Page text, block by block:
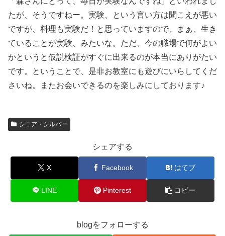
たが、そうですねー。実験、という言い方は聞こえが悪い
ですが、料理も実験だ！と思っていますので、まぁ、生き
ていることが実験、みたいな。ただ、今の職場で何がよい
かというと仮説検証がすぐに出来るのが本当にありがたい
です。ということで、是非お教室にも遊びにいらしてくだ
さいね。またお会いできるのを楽しみにしております♪
シニア・シルバー
シェアする
X Facebook はてブ
LINE Pinterest コピー
blogをフォローする